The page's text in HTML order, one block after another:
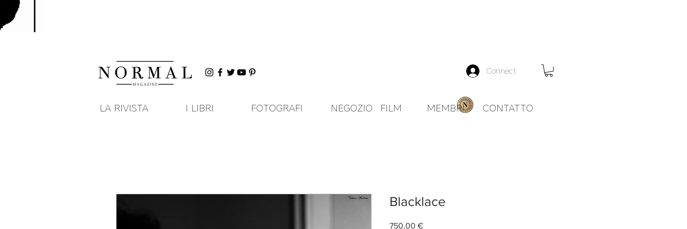
Connect
Blacklace
750,00 €Prezzo
LA RIVISTA I LIBRI FOTOGRAFI NEGOZIO FILM MEMBRI CONTATTO